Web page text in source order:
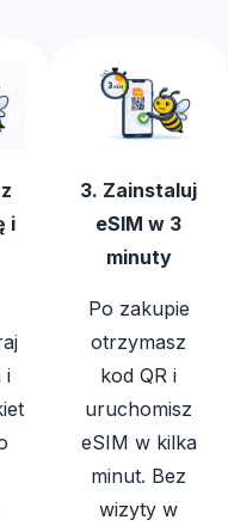
i
i
3. Zainstaluj
eSIM w 3
minuty
Po zakupie
otrzymasz
kod QR i
uruchomisz
eSIM w kilka
minut. Bez
wizyty w